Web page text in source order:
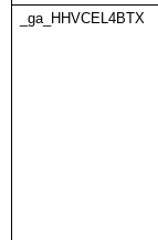
_ga_HHVCEL4BTX